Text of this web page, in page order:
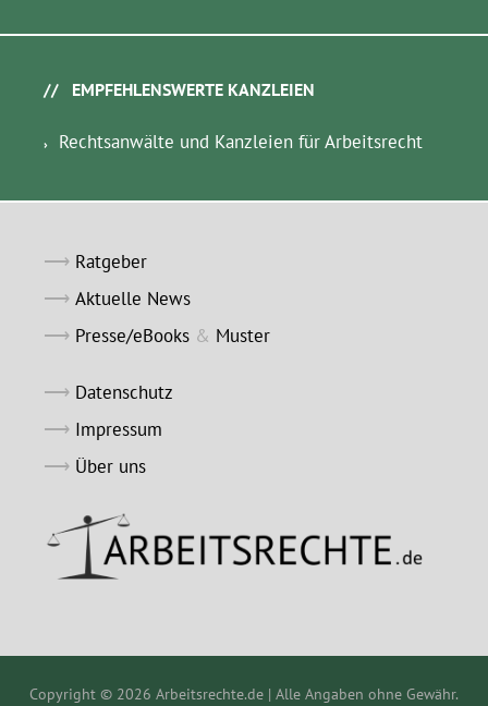
EMPFEHLENSWERTE KANZLEIEN
Rechtsanwälte und Kanzleien für Arbeitsrecht
Ratgeber
Aktuelle News
Presse/eBooks & Muster
Datenschutz
Impressum
Über uns
Copyright © 2026 Arbeitsrechte.de | Alle Angaben ohne Gewähr.